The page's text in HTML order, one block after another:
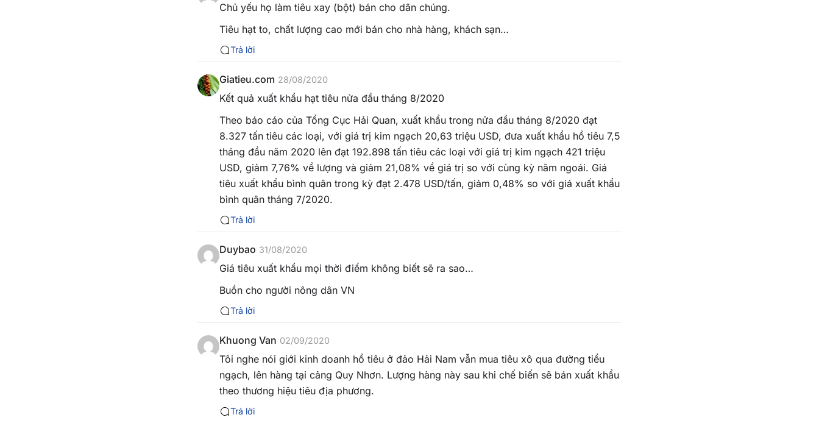
Chủ yếu họ làm tiêu xay (bột) bán cho dân chúng.
Tiêu hạt to, chất lượng cao mới bán cho nhà hàng, khách sạn…
Trả lời
Giatieu.com 28/08/2020
Kết quả xuất khẩu hạt tiêu nửa đầu tháng 8/2020
Theo báo cáo của Tổng Cục Hải Quan, xuất khẩu trong nửa đầu tháng 8/2020 đạt
8.327 tấn tiêu các loại, với giá trị kim ngạch 20,63 triệu USD, đưa xuất khẩu hồ tiêu 7,5
tháng đầu năm 2020 lên đạt 192.898 tấn tiêu các loại với giá trị kim ngạch 421 triệu
USD, giảm 7,76% về lượng và giảm 21,08% về giá trị so với cùng kỳ năm ngoái. Giá
tiêu xuất khẩu bình quân trong kỳ đạt 2.478 USD/tấn, giảm 0,48% so với giá xuất khẩu
bình quân tháng 7/2020.
Trả lời
Duybao 31/08/2020
Giá tiêu xuất khẩu mọi thời điểm không biết sẽ ra sao…
Buồn cho người nông dân VN
Trả lời
Khuong Van 02/09/2020
Tôi nghe nói giới kinh doanh hồ tiêu ở đảo Hải Nam vẫn mua tiêu xô qua đường tiểu
ngạch, lên hàng tại cảng Quy Nhơn. Lượng hàng này sau khi chế biến sẽ bán xuất khẩu
theo thương hiệu tiêu địa phương.
Trả lời